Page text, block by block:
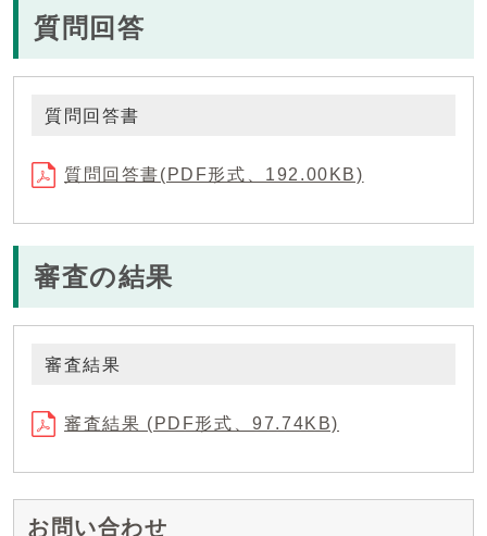
質問回答
質問回答書
質問回答書(PDF形式、192.00KB)
審査の結果
審査結果
審査結果 (PDF形式、97.74KB)
お問い合わせ